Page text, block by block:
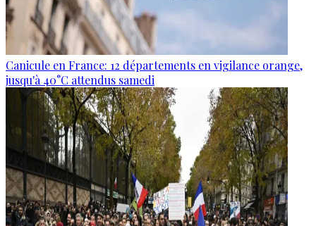
Canicule en France: 12 départements en vigilance orange,
jusqu'à 40°C attendus samedi